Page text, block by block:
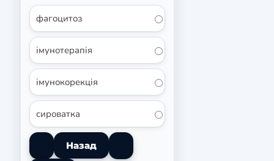
фагоцитоз
імунотерапія
імунокорекція
сироватка